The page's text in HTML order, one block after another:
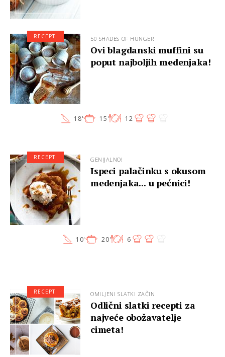
50 SHADES OF HUNGER
Ovi blagdanski muffini su
poput najboljih medenjaka!
18' 15' 12
RECEPTI
GENIJALNO!
Ispeci palačinku s okusom
medenjaka... u pećnici!
10' 20' 6
RECEPTI
OMILJENI SLATKI ZAČIN
Odlični slatki recepti za
najveće obožavatelje
cimeta!
RECEPTI